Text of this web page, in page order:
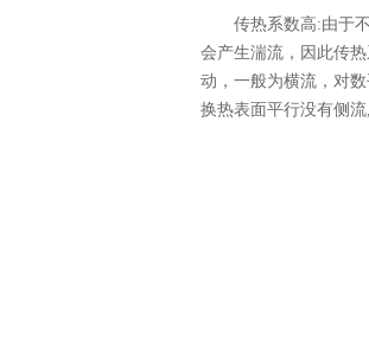
传热系数高:由于
会产生湍流，因此传
动，一般为横流，对
换热表面平行没有侧